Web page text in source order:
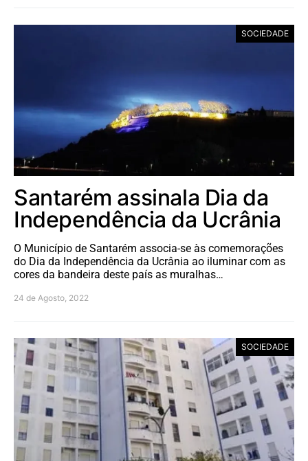
SOCIEDADE
Santarém assinala Dia da
Independência da Ucrânia
O Município de Santarém associa-se às comemorações
do Dia da Independência da Ucrânia ao iluminar com as
cores da bandeira deste país as muralhas…
24 de Agosto, 2022
SOCIEDADE